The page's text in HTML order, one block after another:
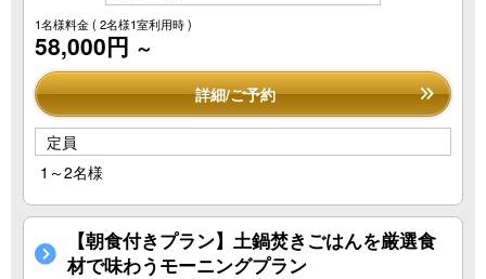
1名様料金( 2名様1室利用時 )
58,000円 ～
詳細/ご予約
定員
1～2名様
【朝食付きプラン】土鍋焚きごはんを厳選食
材で味わうモーニングプラン